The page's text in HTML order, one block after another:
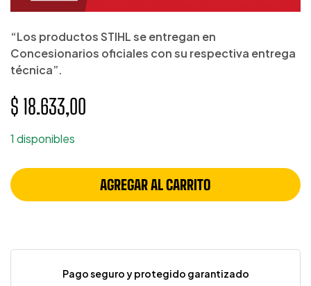
“Los productos STIHL se entregan en
Concesionarios oficiales con su respectiva entrega
técnica”.
$ 18.633,00
1 disponibles
AGREGAR AL CARRITO
Pago seguro y protegido garantizado